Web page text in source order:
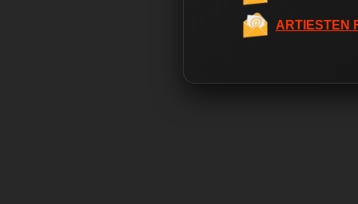
ARTIESTEN